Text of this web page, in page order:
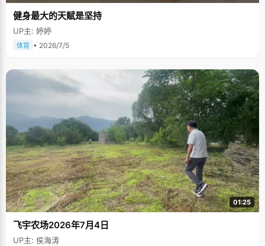
健身最大的天赋是坚持
UP主: 婷婷
体育 • 2026/7/5
01:25
飞宇农场2026年7月4日
UP主: 侯海涛